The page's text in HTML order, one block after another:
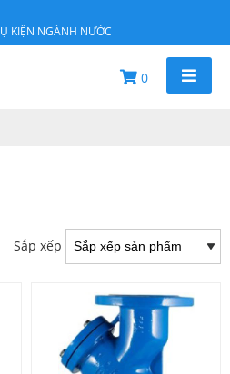
KIỆN NGÀNH NƯỚC
0
Sắp xếp